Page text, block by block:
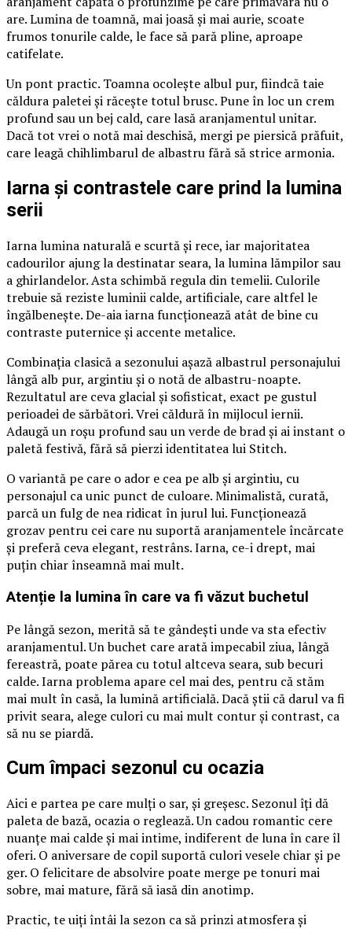
are. Lumina de toamnă, mai joasă și mai aurie, scoate
frumos tonurile calde, le face să pară pline, aproape
catifelate.
Un pont practic. Toamna ocolește albul pur, fiindcă taie
căldura paletei și răcește totul brusc. Pune în loc un crem
profund sau un bej cald, care lasă aranjamentul unitar.
Dacă tot vrei o notă mai deschisă, mergi pe piersică prăfuit,
care leagă chihlimbarul de albastru fără să strice armonia.
Iarna și contrastele care prind la lumina
serii
Iarna lumina naturală e scurtă și rece, iar majoritatea
cadourilor ajung la destinatar seara, la lumina lămpilor sau
a ghirlandelor. Asta schimbă regula din temelii. Culorile
trebuie să reziste luminii calde, artificiale, care altfel le
îngălbenește. De-aia iarna funcționează atât de bine cu
contraste puternice și accente metalice.
Combinația clasică a sezonului așază albastrul personajului
lângă alb pur, argintiu și o notă de albastru-noapte.
Rezultatul are ceva glacial și sofisticat, exact pe gustul
perioadei de sărbători. Vrei căldură în mijlocul iernii.
Adaugă un roșu profund sau un verde de brad și ai instant o
paletă festivă, fără să pierzi identitatea lui Stitch.
O variantă pe care o ador e cea pe alb și argintiu, cu
personajul ca unic punct de culoare. Minimalistă, curată,
parcă un fulg de nea ridicat în jurul lui. Funcționează
grozav pentru cei care nu suportă aranjamentele încărcate
și preferă ceva elegant, restrâns. Iarna, ce-i drept, mai
puțin chiar înseamnă mai mult.
Atenție la lumina în care va fi văzut buchetul
Pe lângă sezon, merită să te gândești unde va sta efectiv
aranjamentul. Un buchet care arată impecabil ziua, lângă
fereastră, poate părea cu totul altceva seara, sub becuri
calde. Iarna problema apare cel mai des, pentru că stăm
mai mult în casă, la lumină artificială. Dacă știi că darul va fi
privit seara, alege culori cu mai mult contur și contrast, ca
să nu se piardă.
Cum împaci sezonul cu ocazia
Aici e partea pe care mulți o sar, și greșesc. Sezonul îți dă
paleta de bază, ocazia o reglează. Un cadou romantic cere
nuanțe mai calde și mai intime, indiferent de luna în care îl
oferi. O aniversare de copil suportă culori vesele chiar și pe
ger. O felicitare de absolvire poate merge pe tonuri mai
sobre, mai mature, fără să iasă din anotimp.
Practic, te uiți întâi la sezon ca să prinzi atmosfera și